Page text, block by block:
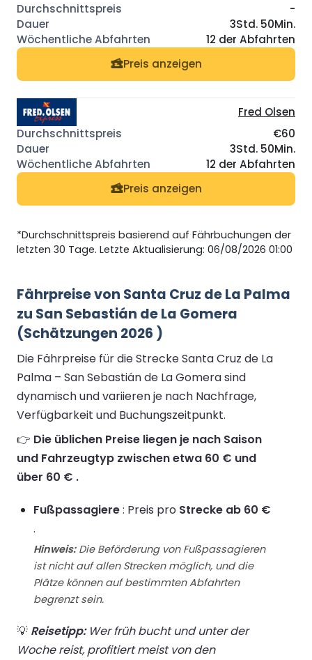
-
3Std. 50Min.
12 der Abfahrten
Preis anzeigen
Fred Olsen
€60
3Std. 50Min.
12 der Abfahrten
Preis anzeigen
*Durchschnittspreis basierend auf Fährbuchungen der
letzten 30 Tage. Letzte Aktualisierung: 06/08/2026 01:00
Fährpreise von Santa Cruz de La Palma
zu San Sebastián de La Gomera
(Schätzungen 2026 )
Die Fährpreise für die Strecke Santa Cruz de La
Palma – San Sebastián de La Gomera sind
dynamisch und variieren je nach Nachfrage,
Verfügbarkeit und Buchungszeitpunkt.
👉 Die üblichen Preise liegen je nach Saison
und Fahrzeugtyp zwischen etwa 60 € und
über 60 € .
Fußpassagiere: Preis pro Strecke ab 60 €
.
Hinweis:Die Beförderung von Fußpassagieren
ist nicht auf allen Strecken möglich, und die
Plätze können auf bestimmten Abfahrten
begrenzt sein.
💡 Reisetipp:Wer früh bucht und unter der
Woche reist, profitiert meist von den